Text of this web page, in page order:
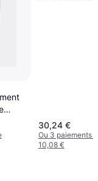
30,24 €
Ou 3 paiements
10,08 €